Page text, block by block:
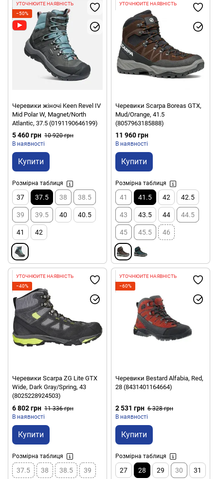
УТОЧНЮЙТЕ НАЯВНІСТЬ
−50%
Черевики жіночі Keen Revel IV
Mid Polar W, Magnet/North
Atlantic, 37.5 (0191190646199)
5 460 грн 10 920 грн
В наявності
Купити
Розмірна таблиця
37 37.5 38 38.5
39 39.5 40 40.5
41 42
УТОЧНЮЙТЕ НАЯВНІСТЬ
Черевики Scarpa Boreas GTX,
Mud/Orange, 41.5
(8057963185888)
11 960 грн
В наявності
Купити
Розмірна таблиця
41 41.5 42 42.5
43 43.5 44 44.5
45 45.5 46
УТОЧНЮЙТЕ НАЯВНІСТЬ
−40%
Черевики Scarpa ZG Lite GTX
Wide, Dark Gray/Spring, 43
(8025228924503)
6 802 грн 11 336 грн
В наявності
Купити
Розмірна таблиця
37.5 38 38.5 39
УТОЧНЮЙТЕ НАЯВНІСТЬ
−60%
Черевики Bestard Alfabia, Red,
28 (8431401164664)
2 531 грн 6 328 грн
В наявності
Купити
Розмірна таблиця
27 28 29 30 31